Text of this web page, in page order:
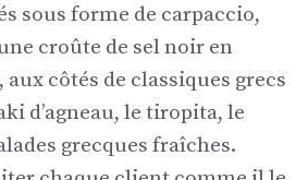
sous forme de carpaccio,
croûte de sel noir en
côtés de classiques grecs
d’agneau, le tiropita, le
grecques fraîches.